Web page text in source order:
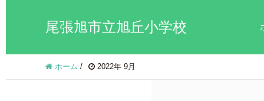
尾張旭市立旭丘小学校
ホーム / 2022年 9月